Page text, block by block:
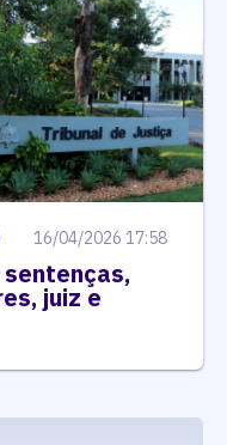
16/04/2026 17:58
juiz e